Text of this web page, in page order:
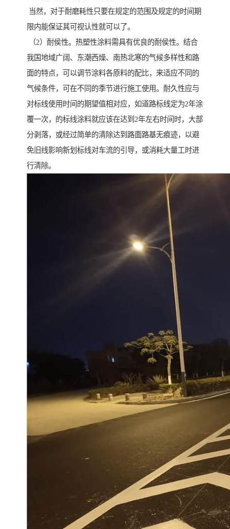
当然，对于耐磨耗性只要在规定的范围及规定的时间期
限内能保证其可视认性就可以了。
（2）耐侯性。热塑性涂料需具有优良的耐侯性。结合
我国地域广阔、东潮西燥、南热北寒的气候多样性和路
面的特点，可以调节涂料各原料的配比，来适应不同的
气候条件，可在不同的季节进行施工使用。耐久性应与
对标线使用时间的期望值相对应，如道路标线定为2年涂
覆一次，的标线涂料就应该在达到2年左右时间时，大部
分剥落，或经过简单的清除达到路面路基无痕迹，以避
免旧线影响新划标线对车流的引导，或消耗大量工时进
行清除。